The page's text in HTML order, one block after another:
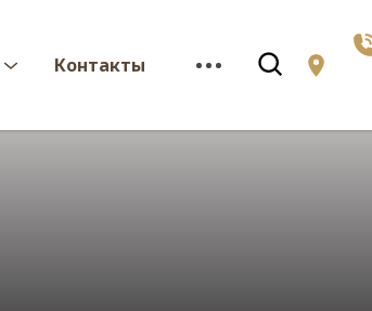
Контакты